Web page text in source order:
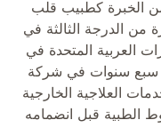
أحمد بأكثر من 20 عاما من الخبرة كطبيب قلب
الدرجة الثالثة في
العربية المتحدة في
سبع سنوات في شركة
العلاجية الخارجية
الطبية قبل انضمامه